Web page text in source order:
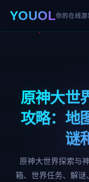
YOUOL你的在线游
原神大世
攻略：地
谜
原神大世界探索与
箱、世界任务、解